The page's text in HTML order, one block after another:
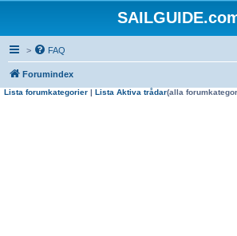
> FAQ
Forumindex
Lista forumkategorier | Lista Aktiva trådar(alla